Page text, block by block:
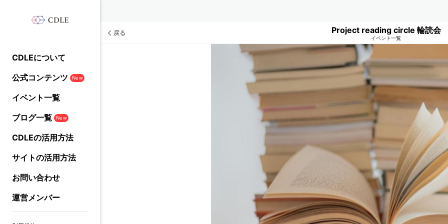
CDLEについて
公式コンテンツ
New
イベント一覧
ブログ一覧
New
CDLEの活用方法
サイトの活用方法
お問い合わせ
運営メンバー
戻る Project reading circle 輪読会
イベント一覧